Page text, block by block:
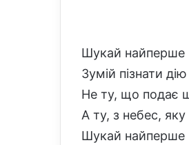
Шукай найперше
Зумій пізнати
Не ту, що подає
А ту, з небес,
Шукай найперше